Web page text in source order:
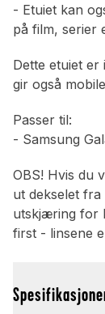
- Etuiet kan
på film, serier
Dette etuiet
gir også
Passer til:
- Samsung
OBS! Hvis du
ut dekselet fra
utskjæring for
first - linsene